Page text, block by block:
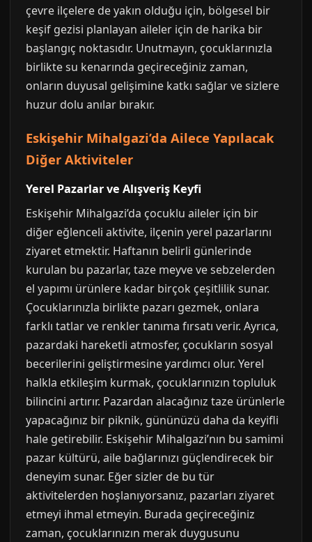
çevre ilçelere de yakın olduğu için, bölgesel bir
keşif gezisi planlayan aileler için de harika bir
başlangıç noktasıdır. Unutmayın, çocuklarınızla
birlikte su kenarında geçireceğiniz zaman,
onların duyusal gelişimine katkı sağlar ve sizlere
huzur dolu anılar bırakır.
Eskişehir Mihalgazi’da Ailece Yapılacak
Diğer Aktiviteler
Yerel Pazarlar ve Alışveriş Keyfi
Eskişehir Mihalgazi’da çocuklu aileler için bir
diğer eğlenceli aktivite, ilçenin yerel pazarlarını
ziyaret etmektir. Haftanın belirli günlerinde
kurulan bu pazarlar, taze meyve ve sebzelerden
el yapımı ürünlere kadar birçok çeşitlilik sunar.
Çocuklarınızla birlikte pazarı gezmek, onlara
farklı tatlar ve renkler tanıma fırsatı verir. Ayrıca,
pazardaki hareketli atmosfer, çocukların sosyal
becerilerini geliştirmesine yardımcı olur. Yerel
halkla etkileşim kurmak, çocuklarınızın topluluk
bilincini artırır. Pazardan alacağınız taze ürünlerle
yapacağınız bir piknik, gününüzü daha da keyifli
hale getirebilir. Eskişehir Mihalgazi’nın bu samimi
pazar kültürü, aile bağlarınızı güçlendirecek bir
deneyim sunar. Eğer sizler de bu tür
aktivitelerden hoşlanıyorsanız, pazarları ziyaret
etmeyi ihmal etmeyin. Burada geçireceğiniz
zaman, çocuklarınızın merak duygusunu